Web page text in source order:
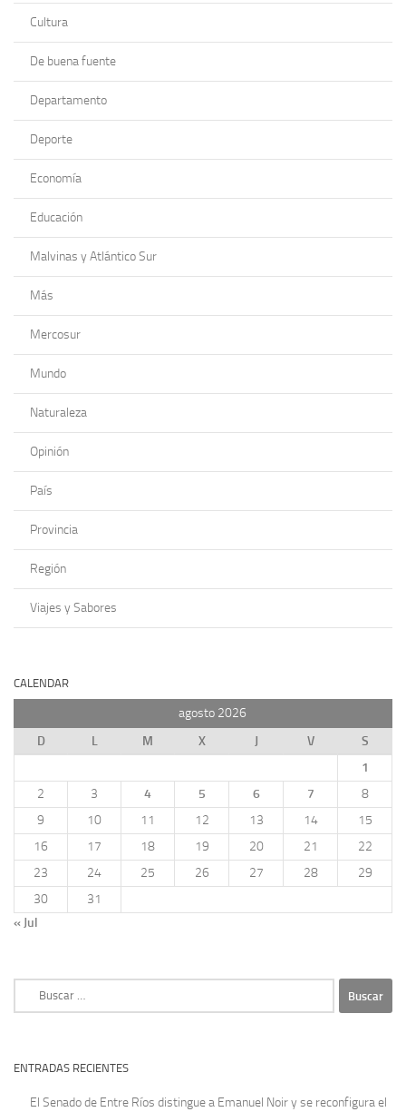
Cultura
De buena fuente
Departamento
Deporte
Economía
Educación
Malvinas y Atlántico Sur
Más
Mercosur
Mundo
Naturaleza
Opinión
País
Provincia
Región
Viajes y Sabores
CALENDAR
agosto 2026
D
L M X J V
S
1
2
3 4 5 6 7
8
9
10 11 12 13 14
15
16
17 18 19 20 21
22
23
24 25 26 27 28
29
30
31
« Jul
ENTRADAS RECIENTES
El Senado de Entre Ríos distingue a Emanuel Noir y se reconfigura el